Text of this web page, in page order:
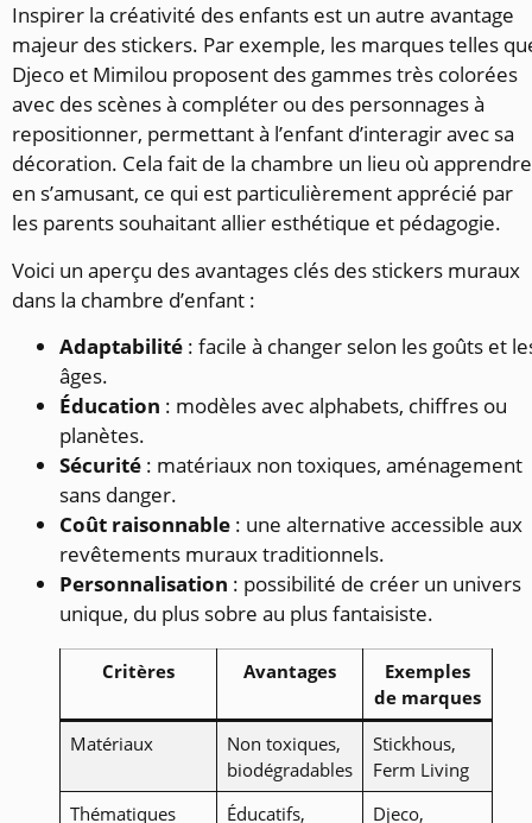
Inspirer la créativité des enfants est un autre avantage
majeur des stickers. Par exemple, les marques telles
Djeco et Mimilou proposent des gammes très colorées
avec des scènes à compléter ou des personnages à
repositionner, permettant à l’enfant d’interagir avec sa
décoration. Cela fait de la chambre un lieu où apprendre
en s’amusant, ce qui est particulièrement apprécié par
les parents souhaitant allier esthétique et pédagogie.
Voici un aperçu des avantages clés des stickers muraux
dans la chambre d’enfant :
Adaptabilité : facile à changer selon les goûts et
âges.
Éducation : modèles avec alphabets, chiffres ou
planètes.
Sécurité : matériaux non toxiques, aménagement
sans danger.
Coût raisonnable : une alternative accessible aux
revêtements muraux traditionnels.
Personnalisation : possibilité de créer un univers
unique, du plus sobre au plus fantaisiste.
Critères Avantages
Exemples
de marques
Matériaux
Non toxiques,
biodégradables
Stickhous,
Ferm Living
Thématiques
Éducatifs, Djeco,